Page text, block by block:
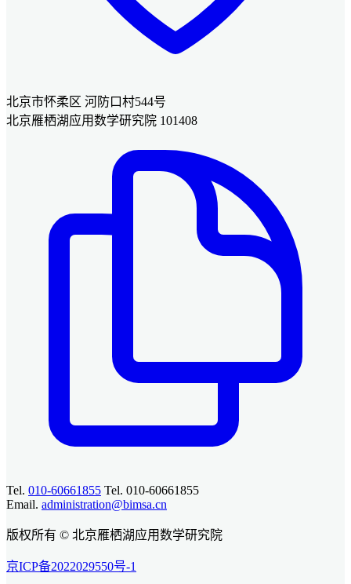
北京市怀柔区 河防口村544号
北京雁栖湖应用数学研究院 101408
Tel. 010-60661855 Tel. 010-60661855
Email. administration@bimsa.cn
版权所有 © 北京雁栖湖应用数学研究院
京ICP备2022029550号-1